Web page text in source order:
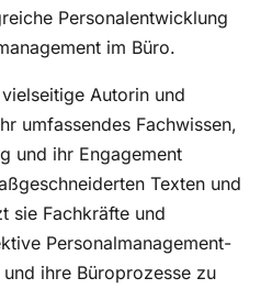
Personalentwicklung
im Büro.
Autorin und
umfassendes Fachwissen,
und ihr Engagement
Texten und
sie Fachkräfte und
Personalmanagement-
ihre Büroprozesse zu